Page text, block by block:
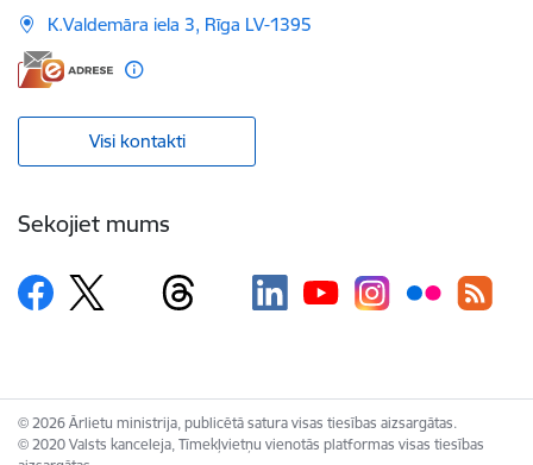
K.Valdemāra iela 3, Rīga LV-1395
Visi kontakti
Sekojiet mums
© 2026 Ārlietu ministrija, publicētā satura visas tiesības aizsargātas.
© 2020 Valsts kanceleja, Tīmekļvietņu vienotās platformas visas tiesības